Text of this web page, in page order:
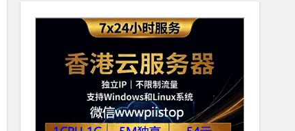
第5卷提取以下文件到BOOT文
件夹：;DWM桌面窗口管理器